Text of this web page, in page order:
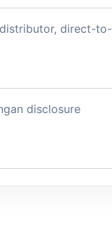
distributor, direct-to-
disclosure